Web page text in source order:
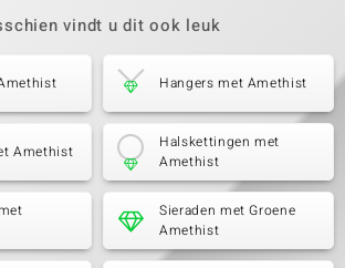
vindt u dit ook leuk
Hangers met Amethist
Amethist
Halskettingen met
Amethist
Sieraden met Groene
Amethist